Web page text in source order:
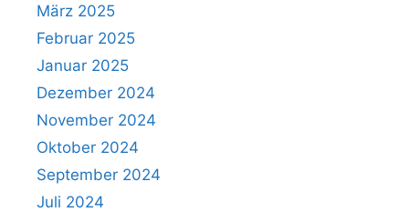
März 2025
Februar 2025
Januar 2025
Dezember 2024
November 2024
Oktober 2024
September 2024
Juli 2024